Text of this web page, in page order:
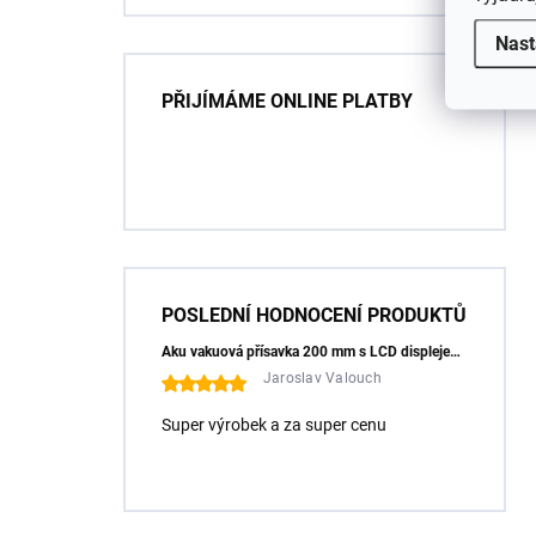
PŘIJÍMÁME ONLINE PLATBY
POSLEDNÍ HODNOCENÍ PRODUKTŮ
Aku vakuová přísavka 200 mm s LCD displejem (150 kg) - HÖGERT HT3B355
Jaroslav Valouch
Super výrobek a za super cenu